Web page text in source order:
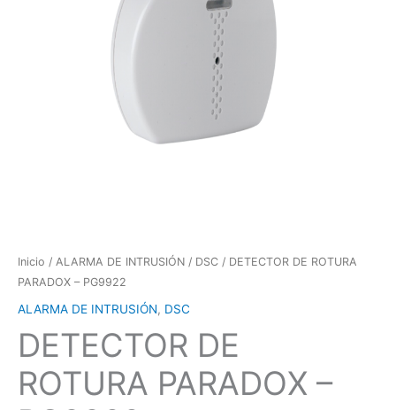
Inicio / ALARMA DE INTRUSIÓN / DSC / DETECTOR DE ROTURA
PARADOX – PG9922
ALARMA DE INTRUSIÓN, DSC
DETECTOR DE
ROTURA PARADOX –